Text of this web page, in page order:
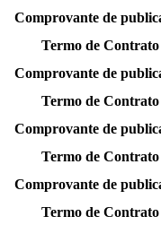
Comprovante de
Termo de Contrato
Comprovante de
Termo de Contrato
Comprovante de
Termo de Contrato
Comprovante de
Termo de Contrato